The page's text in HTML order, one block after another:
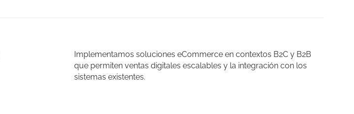
Implementamos soluciones eCommerce en contextos B2C y B2B
que permiten ventas digitales escalables y la integración con los
sistemas existentes.